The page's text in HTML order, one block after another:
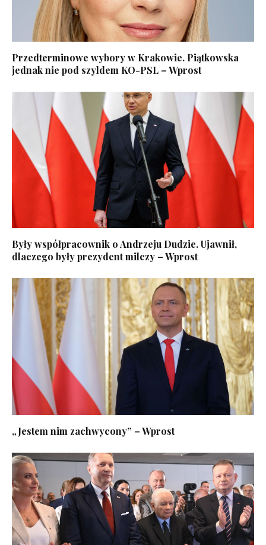
Przedterminowe wybory w Krakowie. Piątkowska
jednak nie pod szyldem KO-PSL – Wprost
Były współpracownik o Andrzeju Dudzie. Ujawnił,
dlaczego były prezydent milczy – Wprost
„Jestem nim zachwycony” – Wprost